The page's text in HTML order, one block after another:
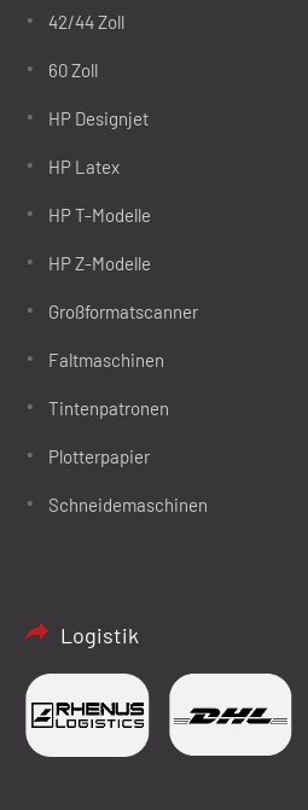
42/44 Zoll
60 Zoll
HP Designjet
HP Latex
HP T-Modelle
HP Z-Modelle
Großformatscanner
Faltmaschinen
Tintenpatronen
Plotterpapier
Schneidemaschinen
Logistik